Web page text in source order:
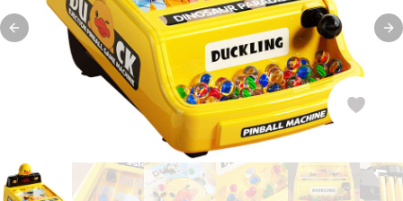
Previous slide